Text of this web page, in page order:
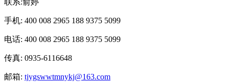
联系:俞婷
手机: 400 008 2965 188 9375 5099
电话: 400 008 2965 188 9375 5099
传真: 0935-6116648
邮箱: tjygswwtmnykj@163.com